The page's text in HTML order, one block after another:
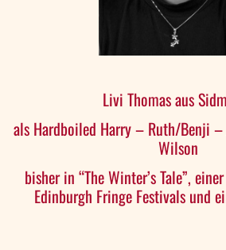
Livi Thomas aus
als Hardboiled Harry – Ruth/Benji
Wilson
bisher in “The Winter’s Tale”,
Edinburgh Fringe Festivals und